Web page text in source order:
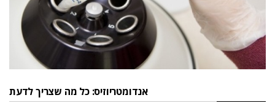
אנדומטריוזיס: כל מה שצריך לדעת